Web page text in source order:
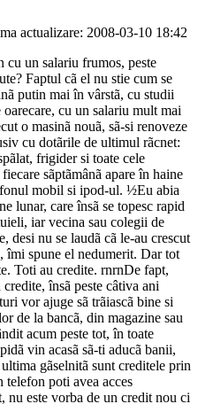
actualizare: 2008-03-10 18:42
cu un salariu frumos, peste
Faptul cã el nu stie cum se
putin mai în vârstã, cu studii
cu un salariu mult mai
o masinã nouã, sã-si renoveze
cu dotãrile de ultimul rãcnet:
frigider si toate cele
sãptãmânã apare în haine
mobil si ipod-ul. ½Eu abia
lunar, care însã se topesc rapid
iar vecina sau colegii de
desi nu se laudã cã le-au crescut
îmi spune el nedumerit. Dar tot
Toti au credite. rnrnDe fapt,
însã peste câtiva ani
vor ajuge sã trãiascã bine si
de la bancã, din magazine sau
acum peste tot, în toate
vin acasã sã-ti aducã banii,
gãselnitã sunt creditele prin
poti avea acces
nu este vorba de un credit nou ci